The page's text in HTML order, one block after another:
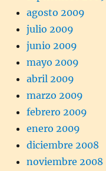
agosto 2009
julio 2009
junio 2009
mayo 2009
abril 2009
marzo 2009
febrero 2009
enero 2009
diciembre 2008
noviembre 2008